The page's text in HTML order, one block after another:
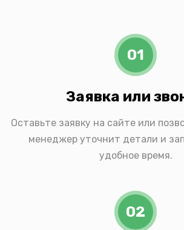
01
Заявка или
Оставьте заявку на сайте или
менеджер уточнит детали и
удобное время.
02